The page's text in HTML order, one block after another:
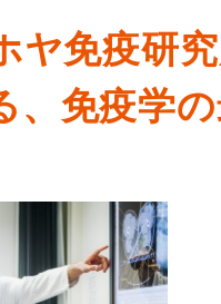
ヤ免疫研
、免疫学